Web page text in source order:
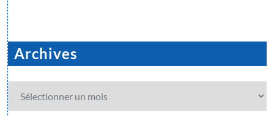
Archives
Archives